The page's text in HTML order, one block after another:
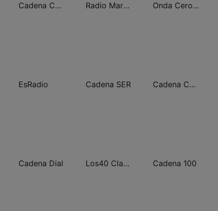
Cadena COPE Radio Marca Nacional Onda Cero Madrid
EsRadio Cadena SER Cadena COPE Madrid
Cadena Dial Los40 Classic Cadena 100